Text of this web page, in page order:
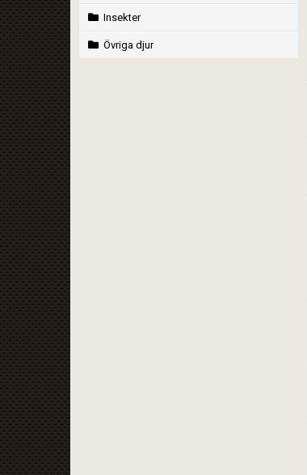
Insekter
Övriga djur